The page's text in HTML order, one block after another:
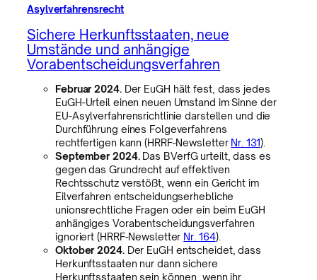
Asylverfahrensrecht
Sichere Herkunftsstaaten, neue
Umstände und anhängige
Vorabentscheidungsverfahren
Februar 2024.Der EuGH hält fest, dass jedes
EuGH-Urteil einen neuen Umstand im Sinne der
EU-Asylverfahrensrichtlinie darstellen und die
Durchführung eines Folgeverfahrens
rechtfertigen kann (HRRF-Newsletter Nr. 131).
September 2024.Das BVerfG urteilt, dass es
gegen das Grundrecht auf effektiven
Rechtsschutz verstößt, wenn ein Gericht im
Eilverfahren entscheidungserhebliche
unionsrechtliche Fragen oder ein beim EuGH
anhängiges Vorabentscheidungsverfahren
ignoriert (HRRF-Newsletter Nr. 164).
Oktober 2024.Der EuGH entscheidet, dass
Herkunftsstaaten nur dann sichere
Herkunftsstaaten sein können, wenn ihr